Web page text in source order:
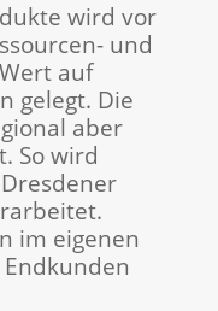
wird vor
und
auf
gelegt. Die
aber
So wird
im eigenen